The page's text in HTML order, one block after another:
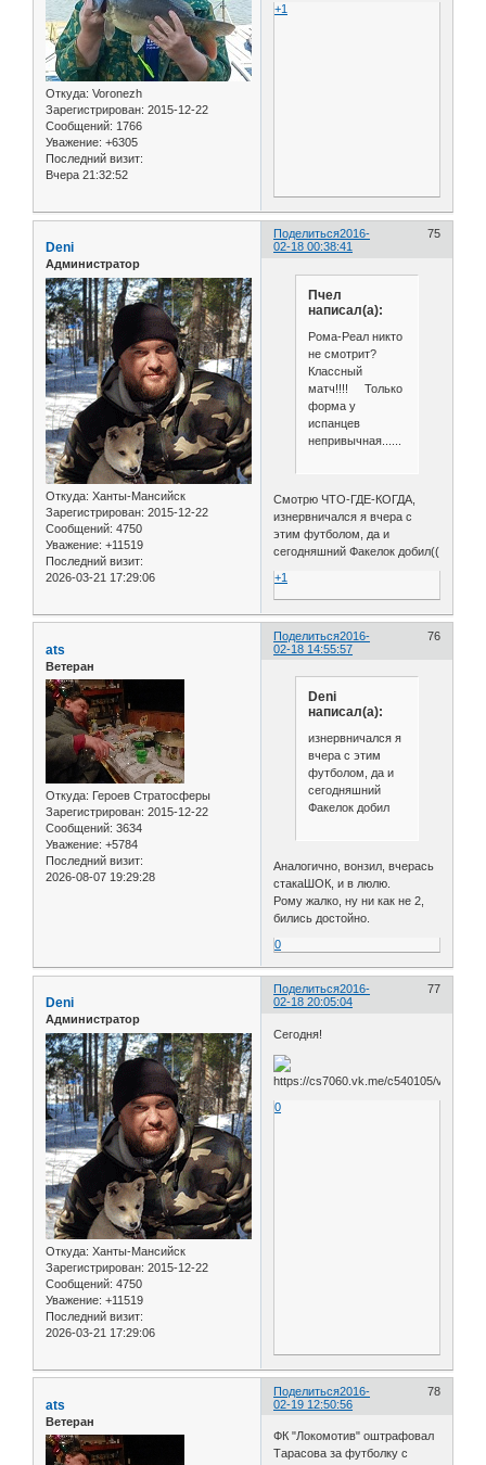
Откуда: Voronezh
Зарегистрирован: 2015-12-22
Сообщений: 1766
Уважение: +6305
Последний визит:
Вчера 21:32:52
+1
Поделиться 75
2016-
02-18 00:38:41
Deni
Администратор
Откуда: Ханты-Мансийск
Зарегистрирован: 2015-12-22
Сообщений: 4750
Уважение: +11519
Последний визит:
2026-03-21 17:29:06
Пчел
написал(а):
Рома-Реал никто
не смотрит?
Классный
матч!!!! Только
форма у
испанцев
непривычная......
Смотрю ЧТО-ГДЕ-КОГДА,
изнервничался я вчера с
этим футболом, да и
сегодняшний Факелок добил((
+1
Поделиться 76
2016-
02-18 14:55:57
ats
Ветеран
Откуда: Героев Стратосферы
Зарегистрирован: 2015-12-22
Сообщений: 3634
Уважение: +5784
Последний визит:
2026-08-07 19:29:28
Deni
написал(а):
изнервничался я
вчера с этим
футболом, да и
сегодняшний
Факелок добил
Аналогично, вонзил, вчерась
стакаШОК, и в люлю.
Рому жалко, ну ни как не 2,
бились достойно.
0
Поделиться 77
2016-
02-18 20:05:04
Deni
Администратор
Откуда: Ханты-Мансийск
Зарегистрирован: 2015-12-22
Сообщений: 4750
Уважение: +11519
Последний визит:
2026-03-21 17:29:06
Сегодня!
0
Поделиться 78
2016-
02-19 12:50:56
ats
Ветеран
ФК "Локомотив" оштрафовал
Тарасова за футболку с